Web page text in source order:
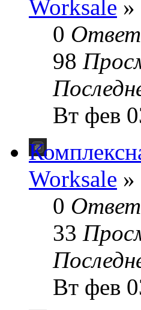
Worksale »
0
98
Вт фев
Worksale »
0
33
Вт фев